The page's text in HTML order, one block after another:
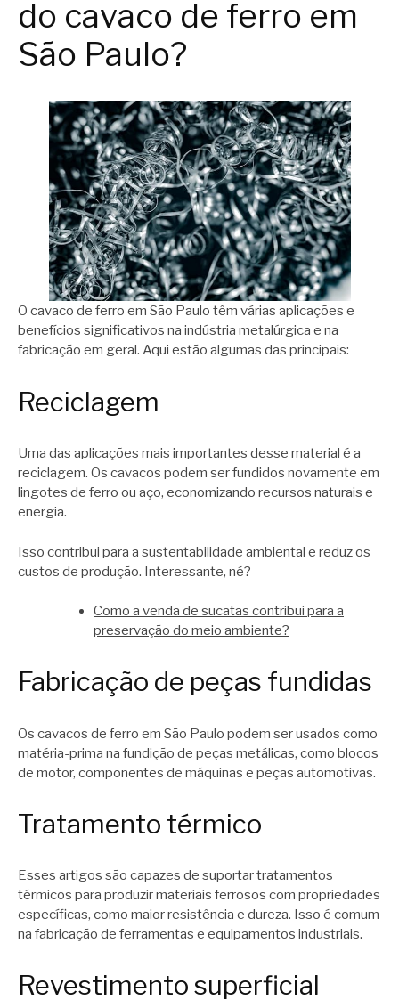
do cavaco de ferro em
São Paulo?
O cavaco de ferro em São Paulo têm várias aplicações e
benefícios significativos na indústria metalúrgica e na
fabricação em geral. Aqui estão algumas das principais:
Reciclagem
Uma das aplicações mais importantes desse material é a
reciclagem. Os cavacos podem ser fundidos novamente em
lingotes de ferro ou aço, economizando recursos naturais e
energia.
Isso contribui para a sustentabilidade ambiental e reduz os
custos de produção. Interessante, né?
Como a venda de sucatas contribui para a
preservação do meio ambiente?
Fabricação de peças fundidas
Os cavacos de ferro em São Paulo podem ser usados como
matéria-prima na fundição de peças metálicas, como blocos
de motor, componentes de máquinas e peças automotivas.
Tratamento térmico
Esses artigos são capazes de suportar tratamentos
térmicos para produzir materiais ferrosos com propriedades
específicas, como maior resistência e dureza. Isso é comum
na fabricação de ferramentas e equipamentos industriais.
Revestimento superficial